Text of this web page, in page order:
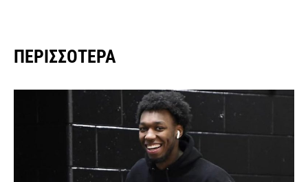
ΠΕΡΙΣΣΌΤΕΡΑ